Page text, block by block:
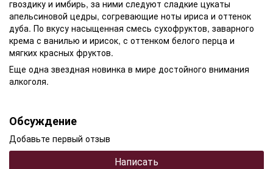
гвоздику и имбирь, за ними следуют сладкие цукаты
апельсиновой цедры, согревающие ноты ириса и оттенок
дуба. По вкусу насыщенная смесь сухофруктов, заварного
крема с ванилью и ирисок, с оттенком белого перца и
мягких красных фруктов.
Еще одна звездная новинка в мире достойного внимания
алкоголя.
Обсуждение
Добавьте первый отзыв
Написать